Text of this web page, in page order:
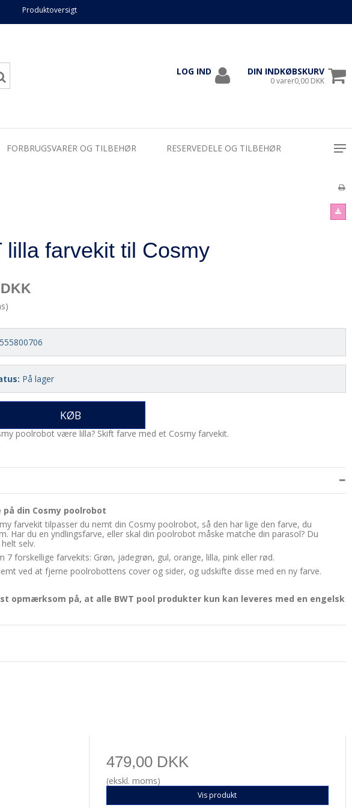
Produktoversigt
LOG IND DIN INDKØBSKURV
0 varer0,00 DKK
FORBRUGSVARER OG TILBEHØR RESERVEDELE OG TILBEHØR
lilla farvekit til Cosmy
555800706
På lager
KØB
poolrobot være lilla? Skift farve med et Cosmy farvekit.
din Cosmy poolrobot
farvekit tilpasser du nemt din Cosmy poolrobot, så den har lige den farve, du
Har du en yndlingsfarve, eller skal din poolrobot måske matche din parasol? Du
selv.
7 forskellige farvekits: Grøn, jadegrøn, gul, orange, lilla, pink eller rød.
ved at fjerne poolrobottens cover og sider, og udskifte disse med en ny farve.
opmærksom på, at alle BWT pool produkter kun kan leveres med en engelsk
479,00 DKK
(ekskl. moms)
Vis produkt